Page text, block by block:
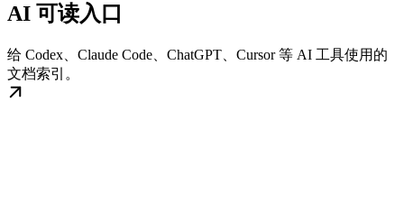
AI 可读入口
给 Codex、Claude Code、ChatGPT、Cursor 等 AI 工具使用的
文档索引。